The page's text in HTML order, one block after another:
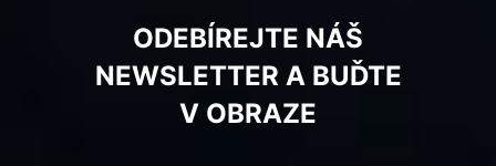
ODEBÍREJTE NÁŠ
NEWSLETTER A BUĎTE
V OBRAZE